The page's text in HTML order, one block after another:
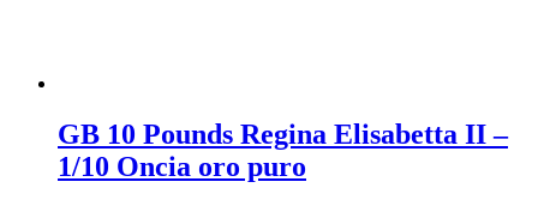
GB 10 Pounds Regina Elisabetta II –
1/10 Oncia oro puro